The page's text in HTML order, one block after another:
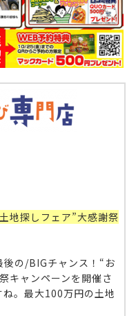
地探しフェア”大感謝祭
の/BIGチャンス！“お
キャンペーンを開催さ
。最大100万円の土地